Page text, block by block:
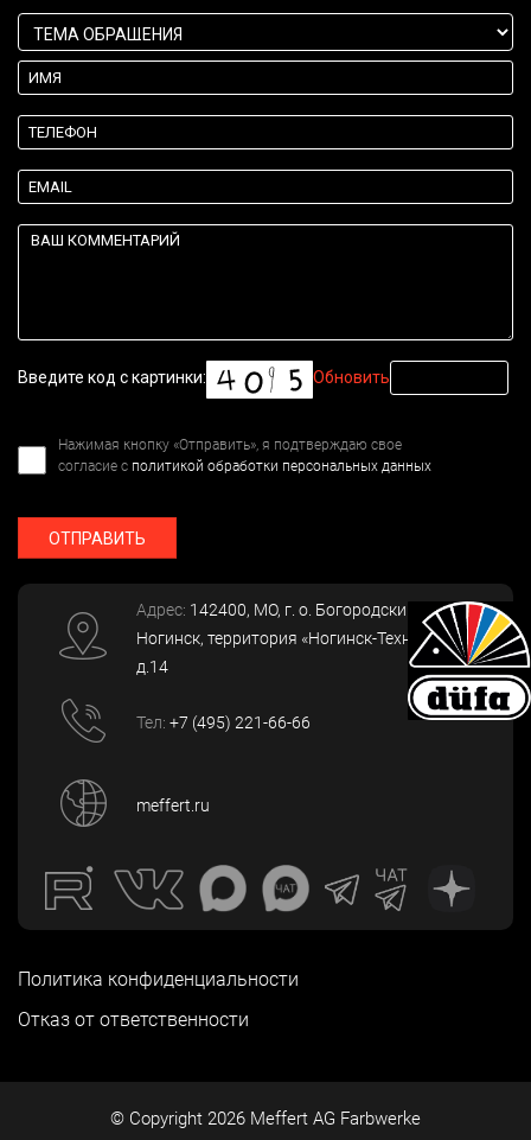
Введите код с картинки: Обновить
Нажимая кнопку «Отправить», я подтверждаю свое
согласие с политикой обработки персональных данных
ОТПРАВИТЬ
Адрес: 142400, МО, г. о. Богородский, г.
Ногинск, территория «Ногинск-Технопарк»,
д.14
Тел: +7 (495) 221-66-66
meffert.ru
Политика конфиденциальности
Отказ от ответственности
© Copyright 2026 Meffert AG Farbwerke